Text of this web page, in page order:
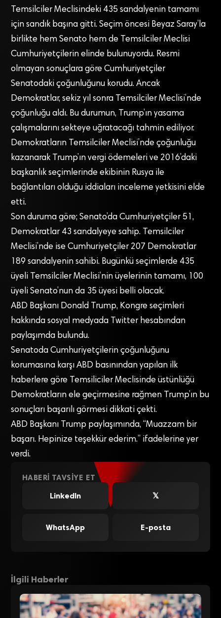
Temsilciler Meclisindeki 435 sandalyenin tamamı
için sandık başına gitti. Seçim öncesi Beyaz Saray’la
birlikte hem Senato hem de Temsilciler Meclisi
Cumhuriyetçilerin elinde bulunuyordu. Resmi
olmayan sonuçlara göre Cumhuriyetçiler
Senatodaki çoğunluğunu korudu. Ancak
Demokratlar, sekiz yıl sonra Temsilciler Meclisi’nde
çoğunluğu aldı. Bu durumun, Trump’ın yasama
çalışmalarını sekteye uğratacağı tahmin ediliyor.
Demokratların Temsilciler Meclisi’nde çoğunluğu
kazanarak Trump’ın vergi ödemeleri ve 2016’daki
başkanlık seçimlerinde ekibinin Rusya ile
bağlantıları olduğu iddiaları inceleme yetkisini elde
etti.
Son duruma göre; Senato’da Cumhuriyetçiler 51,
Demokratlar 43 sandalyeye sahip. Temsilciler
Meclisi’nde ise Cumhuriyetçiler 207 Demokratlar
189 sandalyenin sahibi. Bugünkü seçimlerde 435
üyeli Temsilciler Meclisi’nin üyelerinin tamamı, 100
üyeli Senato’nun da 35 üyesi belli olacak.
ABD Başkanı Donald Trump, Kongre seçimleri
hakkında sosyal medyada Twitter hesabından
paylaşımda bulundu.
Senatoda Cumhuriyetçilerin çoğunluğunu
korumasına karşı ABD basınından yapılan ilk
haberlere göre Temsiliciler Meclisinde üstünlüğü
Demokratların ele geçirmesine rağmen Trump’ın bu
sonuçları başarılı görmesi dikkati çekti.
ABD Başkanı Trump paylaşımında, “Muazzam bir
başarı. Hepinize teşekkür ederim.” ifadelerine yer
verdi.
HABERI TAVSIYE ET
LinkedIn
𝕏
WhatsApp E-posta
İlgili Haberler